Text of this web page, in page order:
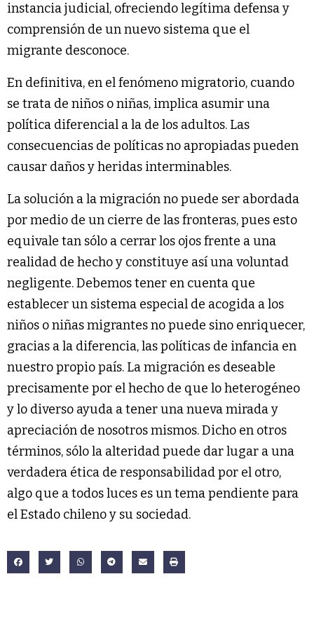
instancia judicial, ofreciendo legítima defensa y
comprensión de un nuevo sistema que el
migrante desconoce.
En definitiva, en el fenómeno migratorio, cuando
se trata de niños o niñas, implica asumir una
política diferencial a la de los adultos. Las
consecuencias de políticas no apropiadas pueden
causar daños y heridas interminables.
La solución a la migración no puede ser abordada
por medio de un cierre de las fronteras, pues esto
equivale tan sólo a cerrar los ojos frente a una
realidad de hecho y constituye así una voluntad
negligente. Debemos tener en cuenta que
establecer un sistema especial de acogida a los
niños o niñas migrantes no puede sino enriquecer,
gracias a la diferencia, las políticas de infancia en
nuestro propio país. La migración es deseable
precisamente por el hecho de que lo heterogéneo
y lo diverso ayuda a tener una nueva mirada y
apreciación de nosotros mismos. Dicho en otros
términos, sólo la alteridad puede dar lugar a una
verdadera ética de responsabilidad por el otro,
algo que a todos luces es un tema pendiente para
el Estado chileno y su sociedad.